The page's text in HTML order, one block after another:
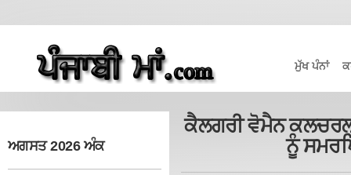
ਮੁੱਖ ਪੰਨਾਂ
ਅਗਸਤ 2026 ਅੰਕ
ਕੈਲਗਰੀ ਵੋਮੈਨ
ਨੂੰ